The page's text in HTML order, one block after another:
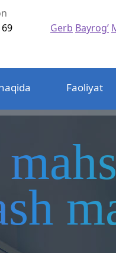
Gerb Bayrog’
Faoliyat